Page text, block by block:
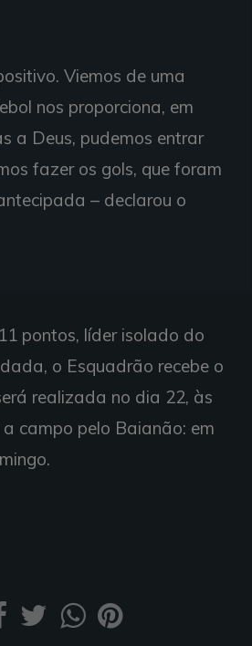
Viemos de uma
nos proporciona, em
a Deus, pudemos entrar
fazer os gols, que foram
– declarou o
pontos, líder isolado do
o Esquadrão recebe o
realizada no dia 22, às
campo pelo Baianão: em